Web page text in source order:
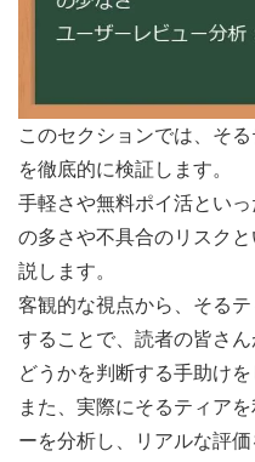
このセクションでは、そ
を徹底的に検証します。
手軽さや無料ポイ活とい
の多さや不具合のリスク
説します。
客観的な視点から、そる
することで、読者の皆さ
どうかを判断する手助けを
また、実際にそるティア
ーを分析し、リアルな評